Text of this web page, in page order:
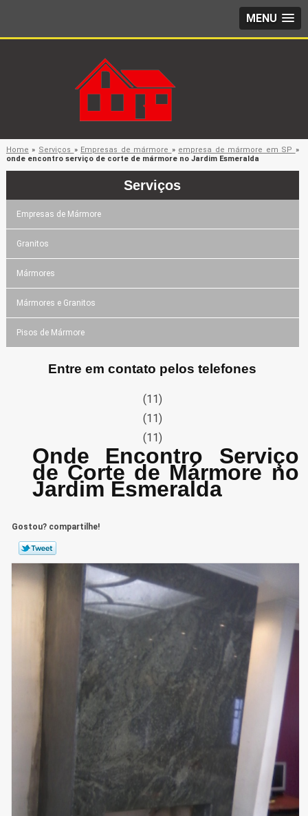
MENU
Home » Serviços » Empresas de mármore » empresa de mármore em SP »
onde encontro serviço de corte de mármore no Jardim Esmeralda
Serviços
Empresas de Mármore
Granitos
Mármores
Mármores e Granitos
Pisos de Mármore
Entre em contato pelos telefones
(11)
(11)
(11)
Onde Encontro Serviço
de Corte de Mármore no
Jardim Esmeralda
Gostou? compartilhe!